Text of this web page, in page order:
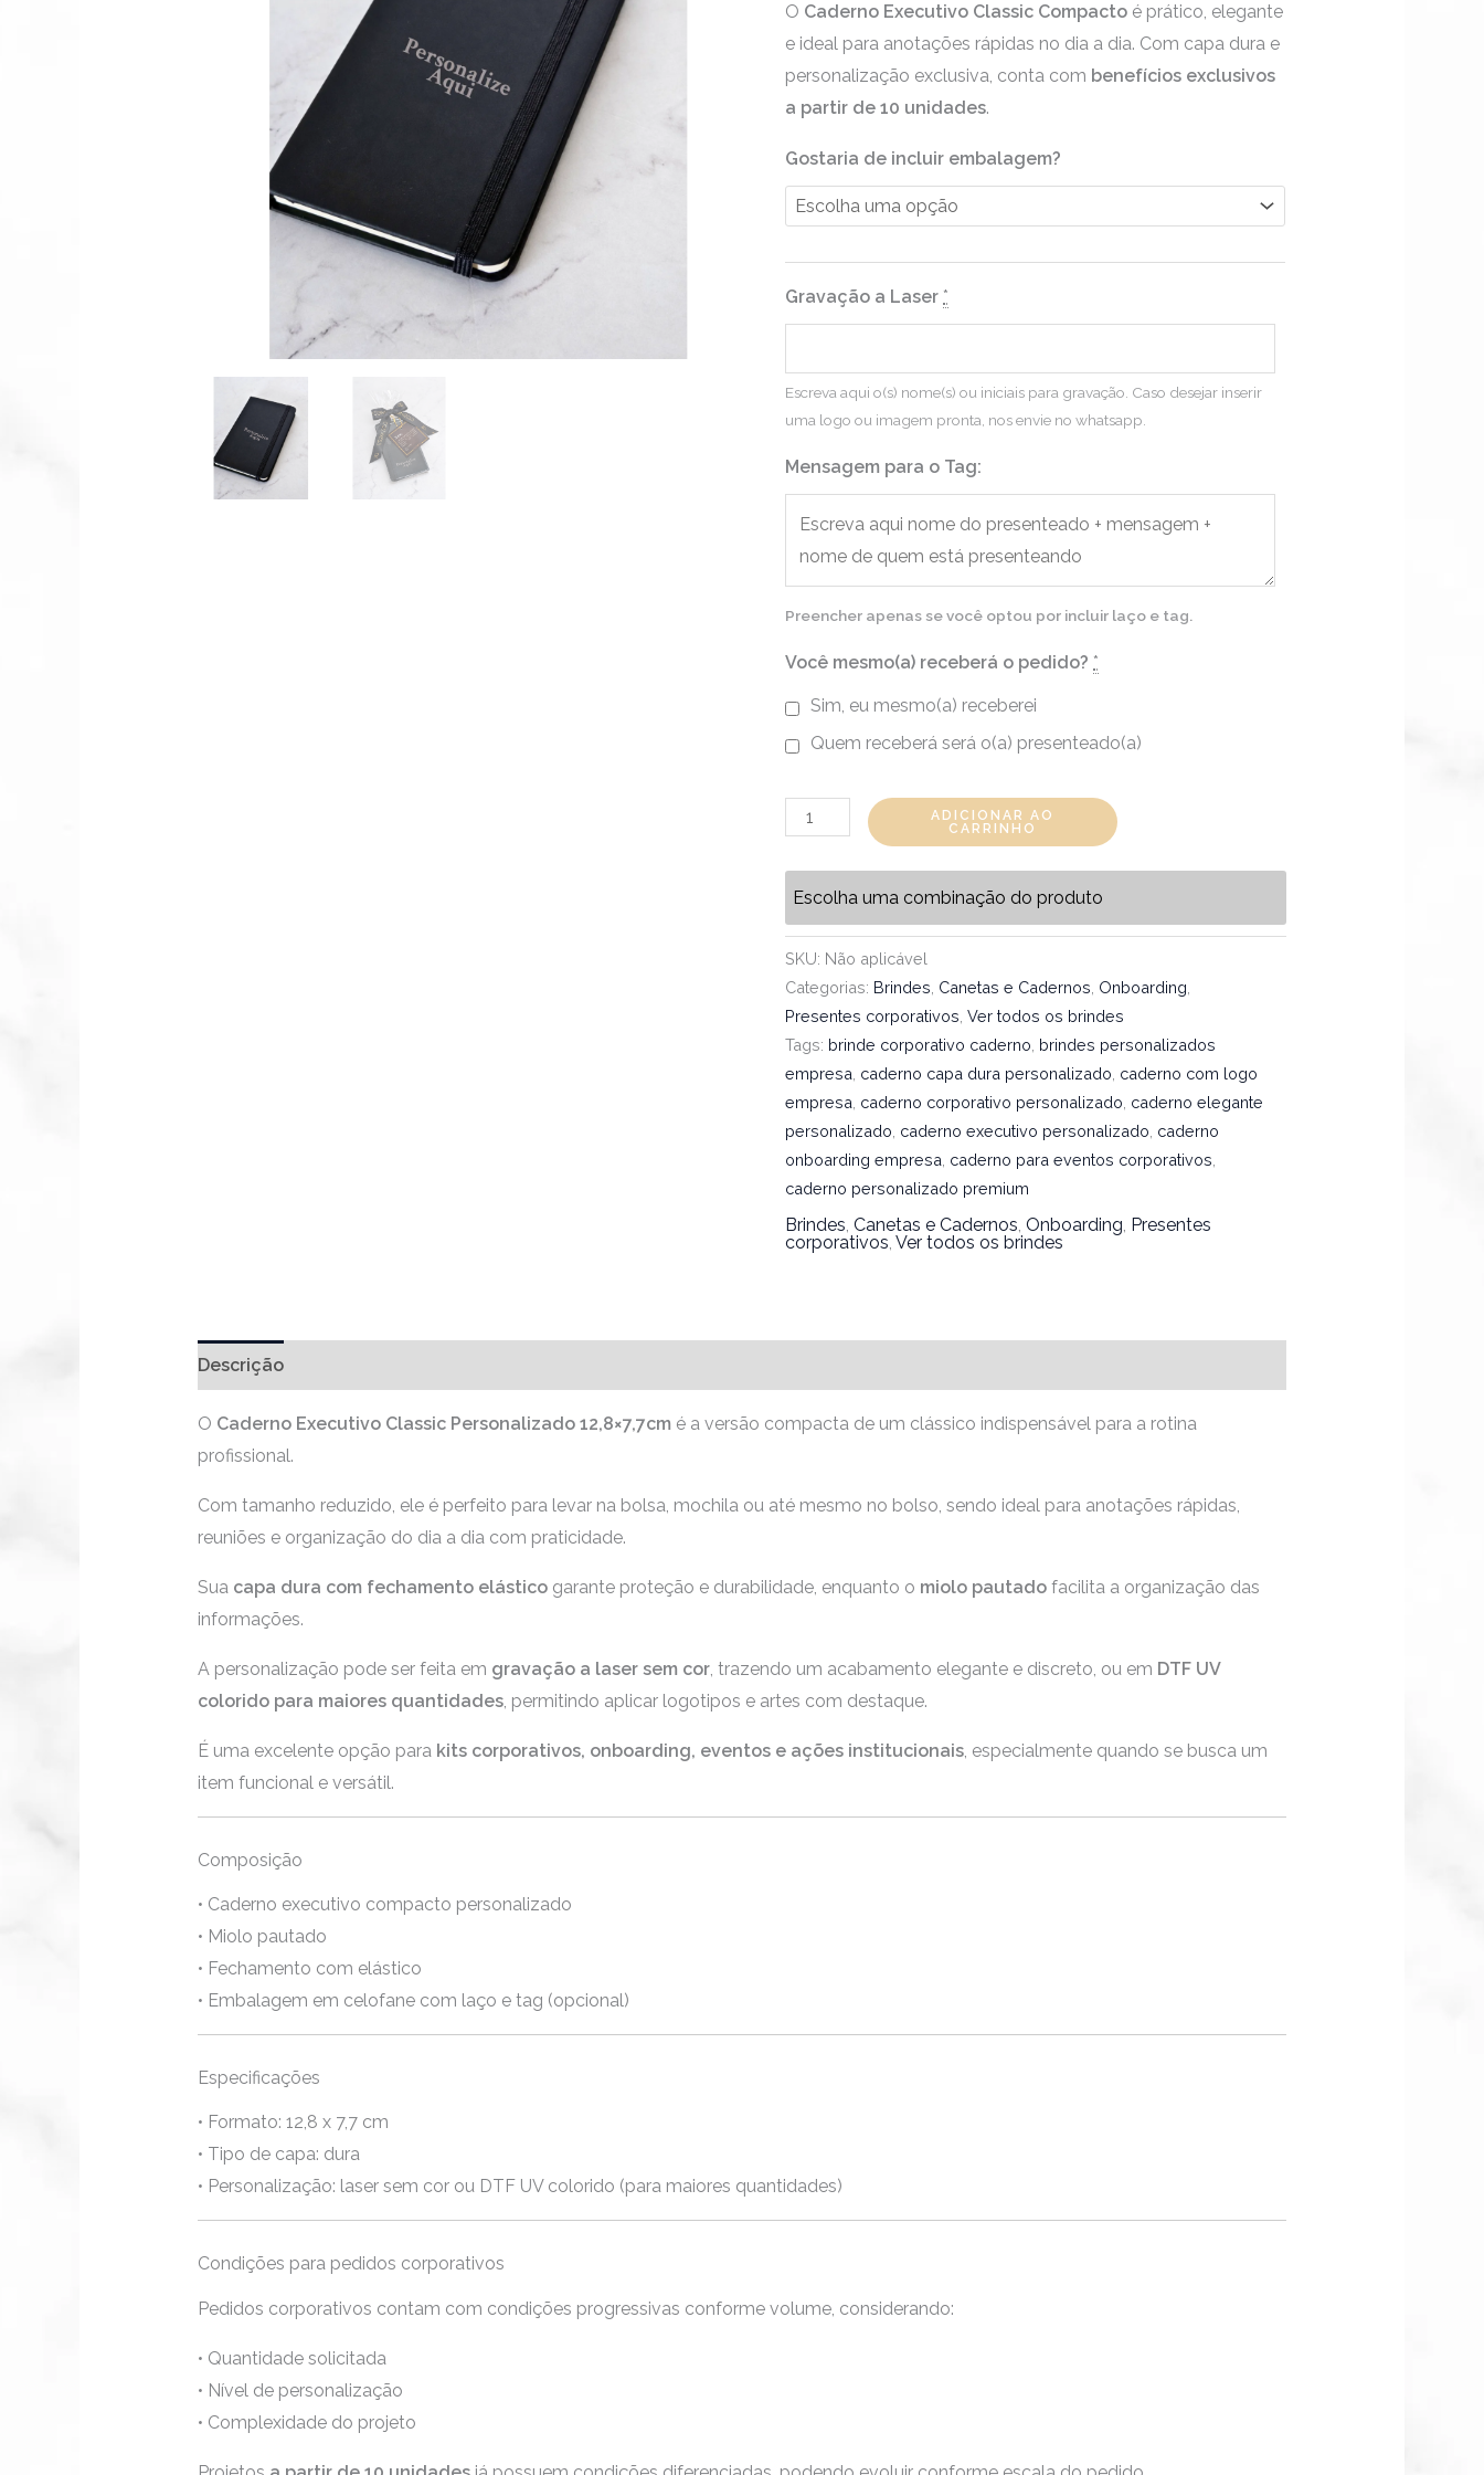
através
R$22,90
O Caderno Executivo Classic Compacto é prático, elegante
e ideal para anotações rápidas no dia a dia. Com capa dura e
personalização exclusiva, conta com benefícios exclusivos
a partir de 10 unidades.
Gostaria de incluir embalagem?
Gravação a Laser *
Escreva aqui o(s) nome(s) ou iniciais para gravação. Caso desejar inserir
uma logo ou imagem pronta, nos envie no whatsapp.
Mensagem para o Tag:
Preencher apenas se você optou por incluir laço e tag.
Você mesmo(a) receberá o pedido? *
Sim, eu mesmo(a) receberei
Quem receberá será o(a) presenteado(a)
ADICIONAR AO
CARRINHO
Escolha uma combinação do produto
SKU: Não aplicável
Categorias: Brindes, Canetas e Cadernos, Onboarding,
Presentes corporativos,Ver todos os brindes
Tags: brinde corporativo caderno, brindes personalizados
empresa, caderno capa dura personalizado, caderno com logo
empresa, caderno corporativo personalizado, caderno elegante
personalizado, caderno executivo personalizado, caderno
onboarding empresa, caderno para eventos corporativos,
caderno personalizado premium
Brindes,Canetas e Cadernos,Onboarding, Presentes
corporativos,Ver todos os brindes
Descrição
O Caderno Executivo Classic Personalizado 12,8×7,7cmé a versão compacta de um clássico indispensável para a rotina
profissional.
Com tamanho reduzido, ele é perfeito para levar na bolsa, mochila ou até mesmo no bolso, sendo ideal para anotações rápidas,
reuniões e organização do dia a dia com praticidade.
Sua capa dura com fechamento elásticogarante proteção e durabilidade, enquanto o miolo pautadofacilita a organização das
informações.
A personalização pode ser feita em gravação a laser sem cor, trazendo um acabamento elegante e discreto, ou em DTF UV
colorido para maiores quantidades, permitindo aplicar logotipos e artes com destaque.
É uma excelente opção para kits corporativos, onboarding, eventos e ações institucionais, especialmente quando se busca um
item funcional e versátil.
Composição
• Caderno executivo compacto personalizado
• Miolo pautado
• Fechamento com elástico
• Embalagem em celofane com laço e tag (opcional)
Especificações
• Formato: 12,8 x 7,7 cm
• Tipo de capa: dura
• Personalização: laser sem cor ou DTF UV colorido (para maiores quantidades)
Condições para pedidos corporativos
Pedidos corporativos contam com condições progressivas conforme volume, considerando:
• Quantidade solicitada
• Nível de personalização
• Complexidade do projeto